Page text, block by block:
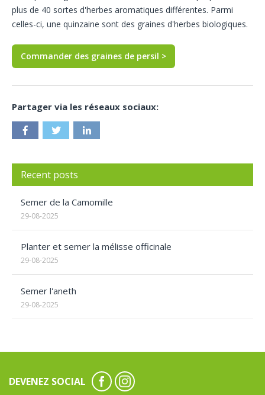
plus de 40 sortes d'herbes aromatiques différentes. Parmi
celles-ci, une quinzaine sont des graines d'herbes biologiques.
Commander des graines de persil >
Partager via les réseaux sociaux:
Recent posts
Semer de la Camomille
29-08-2025
Planter et semer la mélisse officinale
29-08-2025
Semer l'aneth
29-08-2025
DEVENEZ SOCIAL